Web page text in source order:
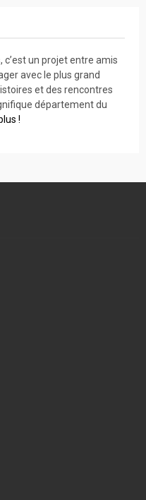
c’est un projet entre amis
avec le plus grand
et des rencontres
département du
!